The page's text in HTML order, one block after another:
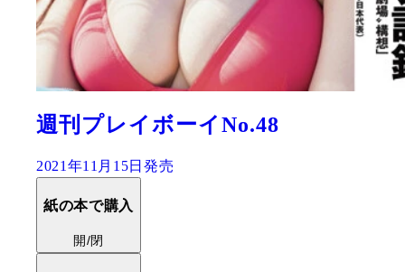
週刊プレイボーイNo.48
2021年11月15日発売
紙の本で購入
開/閉